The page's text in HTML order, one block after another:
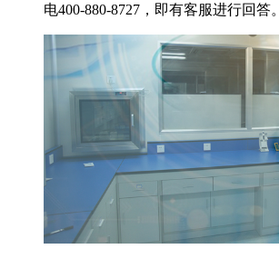
电400-880-8727，即有客服进行回答。